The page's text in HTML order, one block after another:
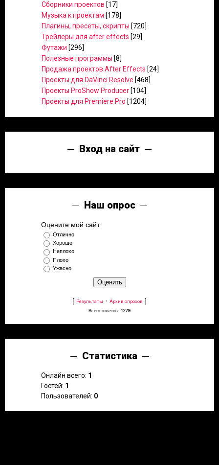
Сборники проектов [17]
Музыка к проектам [178]
Плагины, пресеты, скрипты [720]
Трейлеры для after effects [29]
Футажи [296]
Полезные программы [8]
Продажа проектов After Effects [24]
Проекты для DaVinci Resolve [468]
Проекты ProShow Producer [104]
Проекты для Premiere Pro [1204]
Вход на сайт
Наш опрос
Оцените мой сайт
Отлично
Хорошо
Неплохо
Плохо
Ужасно
[ Результаты · Архив опросов ]
Всего ответов: 1279
Статистика
Онлайн всего: 1
Гостей: 1
Пользователей: 0